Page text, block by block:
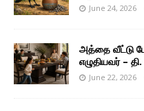
June 24, 2026
அத்தை வீட்டு
எழுதியவர் –
June 22, 2026